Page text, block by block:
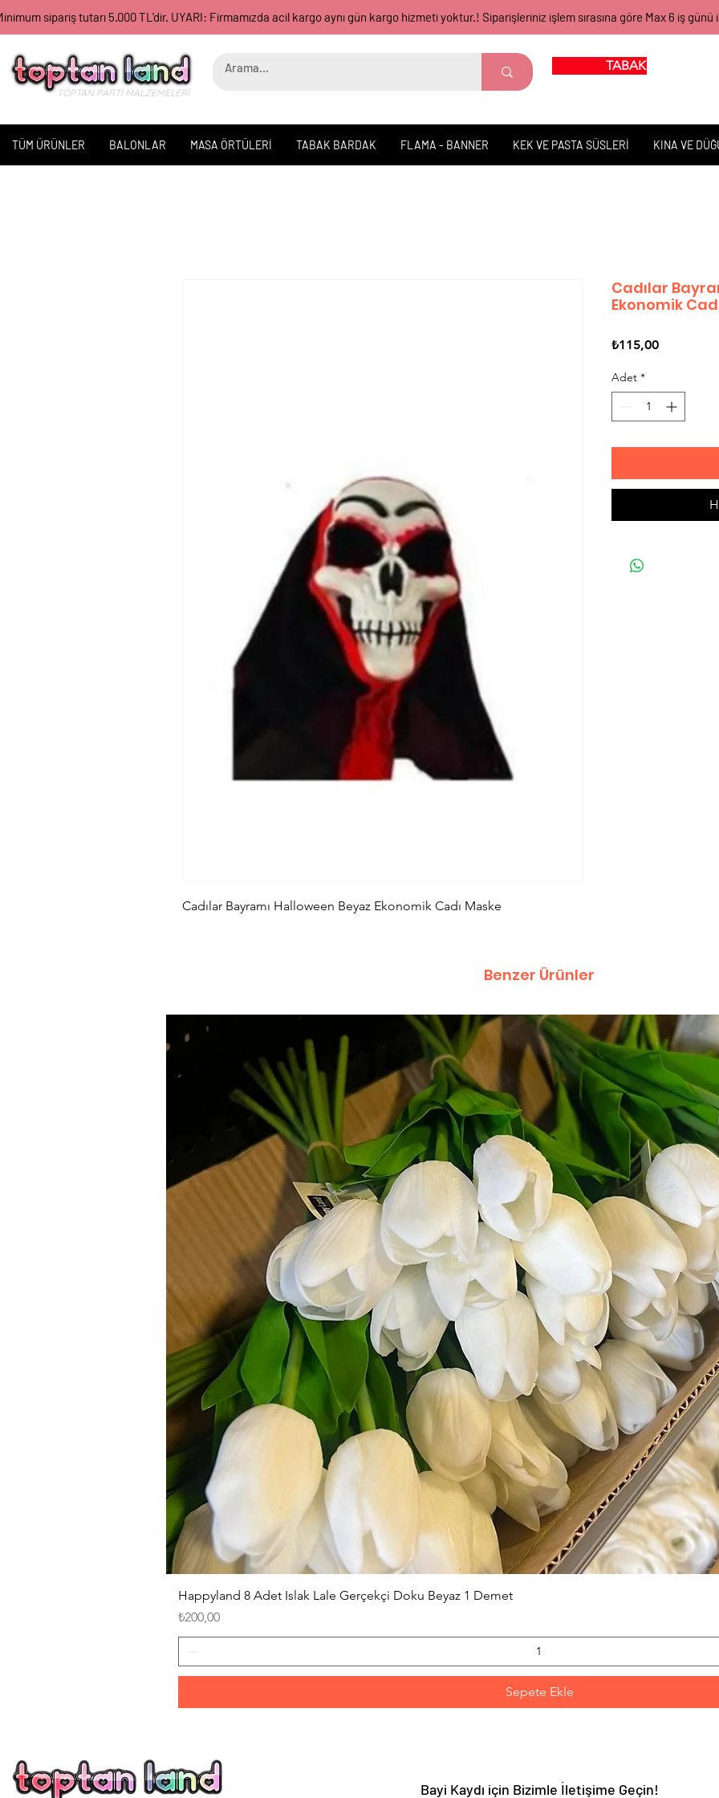
sipariş tutarı 5.000 TL'dir. UYARI: Firmamızda acil kargo aynı gün kargo hizmeti yoktur.! Siparişleriniz işlem sırasına göre Max 6 iş
TOPTAN PARTİ MALZEMELERİ
TABAK BARDAK
TÜM ÜRÜNLER BALONLAR MASA ÖRTÜLERİ TABAK BARDAK FLAMA - BANNER KEK VE PASTA SÜSLERİ KINA VE
Cadılar Bayramı Halloween Beyaz Ekonomik Cadı Maske
Cadılar
Ekonomik
₺115,00Fiyat
Adet *
Benzer Ürünler
Happyland 8 Adet Islak Lale Gerçekçi Doku Beyaz 1 Demet
Fiyat
₺200,00
Sepete Ekle
Bayi Kaydı için Bizimle İletişime Geçin!